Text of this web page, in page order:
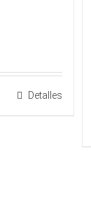
Detalles